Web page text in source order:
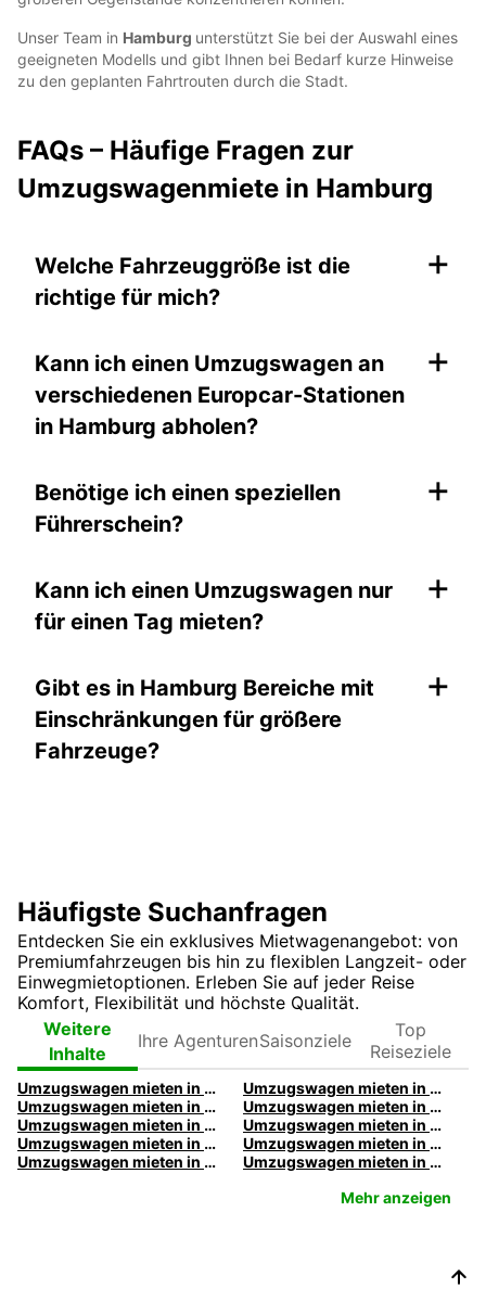
Unser Team in Hamburg unterstützt Sie bei der Auswahl eines
geeigneten Modells und gibt Ihnen bei Bedarf kurze Hinweise
zu den geplanten Fahrtrouten durch die Stadt.
FAQs – Häufige Fragen zur
Umzugswagenmiete in Hamburg
Welche Fahrzeuggröße ist die
richtige für mich?
+
Kann ich einen Umzugswagen an
verschiedenen Europcar-Stationen
in Hamburg abholen?
+
Benötige ich einen speziellen
Führerschein?
+
Kann ich einen Umzugswagen nur
für einen Tag mieten?
+
Gibt es in Hamburg Bereiche mit
Einschränkungen für größere
Fahrzeuge?
+
Häufigste Suchanfragen
Entdecken Sie ein exklusives Mietwagenangebot: von
Premiumfahrzeugen bis hin zu flexiblen Langzeit- oder
Einwegmietoptionen. Erleben Sie auf jeder Reise
Komfort, Flexibilität und höchste Qualität.
Weitere
Inhalte
Agenturen
Saisonziele
Top
Reiseziele
Umzugswagen mieten in Aachen | Europcar
Umzugswagen mieten in Augsburg | Europcar
Umzugswagen mieten in Berlin | Europcar
Umzugswagen mieten in Bielefeld | Europcar
Umzugswagen mieten in Bochum | Europcar
Umzugswagen mieten in Bonn | Europcar
Umzugswagen mieten in Dresden | Europcar
Umzugswagen mieten in Duisburg | Europcar
Umzugswagen mieten in Essen | Europcar
Umzugswagen mieten in Freiburg | Europcar
Mehr anzeigen